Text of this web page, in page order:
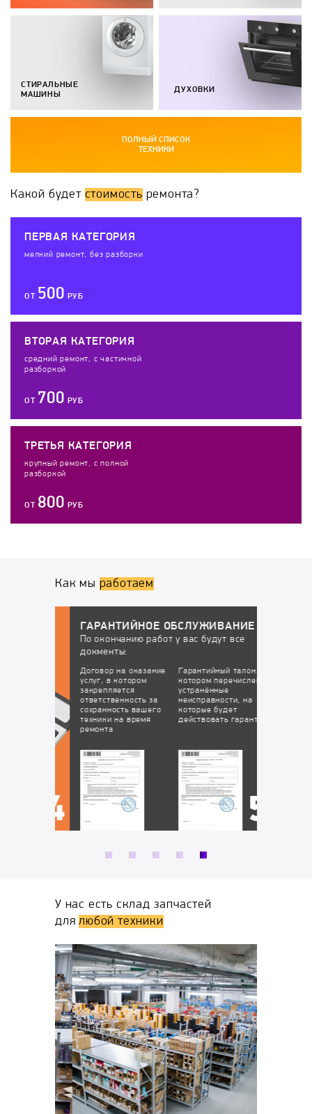
СТИРАЛЬНЫЕ
МАШИНЫ
ДУХОВКИ
ПОЛНЫЙ СПИСОК
ТЕХНИКИ
Какой будет стоимость ремонта?
ПЕРВАЯ КАТЕГОРИЯ
мелкий ремонт, без разборки
ОТ 500 РУБ
ВТОРАЯ КАТЕГОРИЯ
средний ремонт, с частичной
разборкой
ОТ 700 РУБ
ТРЕТЬЯ КАТЕГОРИЯ
крупный ремонт, с полной
разборкой
ОТ 800 РУБ
Как мы работаем
ГАРАНТИЙНОЕ ОБСЛУЖИВАНИЕ
По окончанию работ у вас будут все
докменты:
Договор на оказание
услуг, в котором
закрепляется
ответственность за
сохранность вашего
техники на время
ремонта
Гарантийный талон, в
котором перечислены
устранённые
неисправности, на
которые будет
действовать гарантия
У нас есть склад запчастей
длялюбой техники